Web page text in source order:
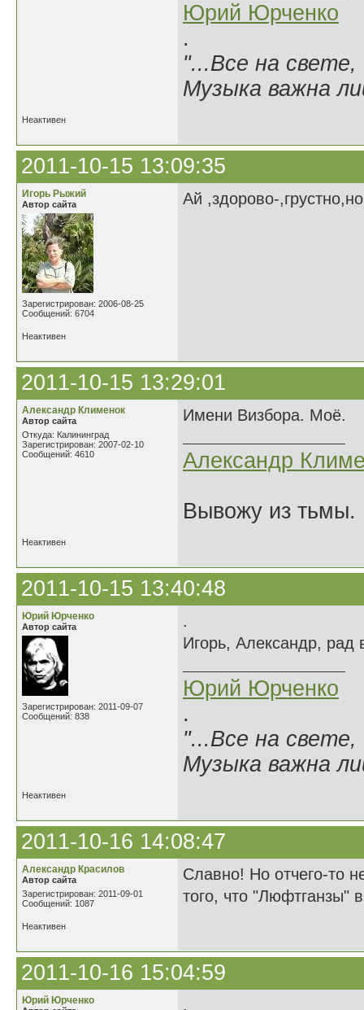
Юрий Юрченко
.
"...Все на свете,
Музыка важна
Неактивен
2011-10-15 13:09:35
Игорь Рыжий
Автор сайта
Зарегистрирован: 2006-08-25
Сообщений: 6704
Ай ,здорово-
Неактивен
2011-10-15 13:29:01
Александр Клименок
Автор сайта
Откуда: Калининград
Зарегистрирован: 2007-02-10
Сообщений: 4610
Имени Визбора. Моё.
Александр
Вывожу из тьмы.
Неактивен
2011-10-15 13:40:48
Юрий Юрченко
Автор сайта
Зарегистрирован: 2011-09-07
Сообщений: 838
.
Игорь, Александр, рад
Юрий Юрченко
.
"...Все на свете,
Музыка важна
Неактивен
2011-10-16 14:08:47
Александр Красилов
Автор сайта
Зарегистрирован: 2011-09-01
Сообщений: 1087
Славно! Но отчего-то
того, что "Люфтганзы"
Неактивен
2011-10-16 15:04:59
Юрий Юрченко
.